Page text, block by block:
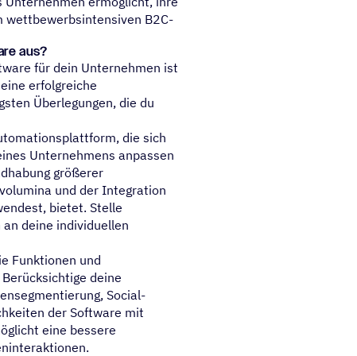
wettbewerbsintensiven B2C-
aus?
für dein Unternehmen ist
erfolgreiche
Überlegungen, die du
die sich
Unternehmens anpassen
größerer
und der Integration
bietet. Stelle
deine individuellen
Funktionen und
deine
Social-
der Software mit
eine bessere